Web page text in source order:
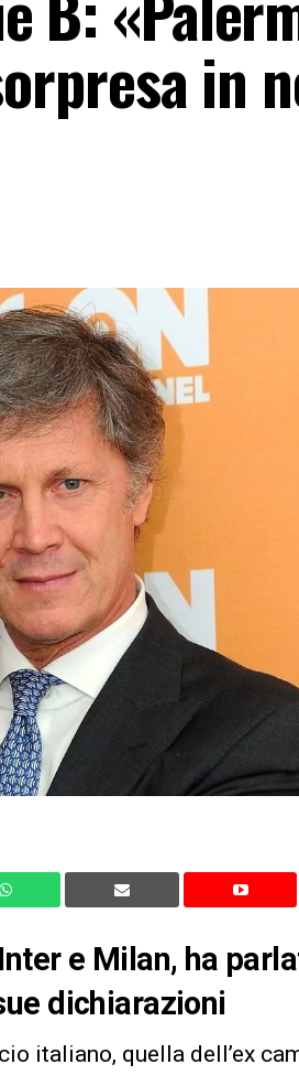
in
e Milan, ha
dichiarazioni
italiano, quella dell’ex